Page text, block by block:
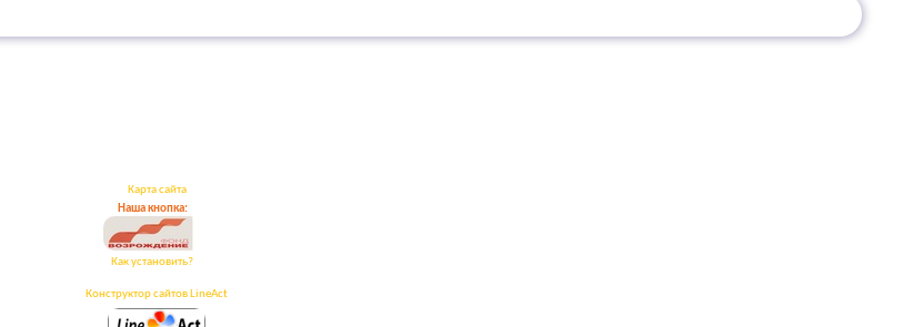
Карта сайта
Наша кнопка:
Как установить?
Конструктор сайтов LineAct